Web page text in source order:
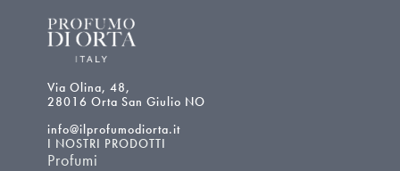
Via Olina, 48,
28016 Orta San Giulio NO
info@ilprofumodiorta.it
I NOSTRI PRODOTTI
Profumi